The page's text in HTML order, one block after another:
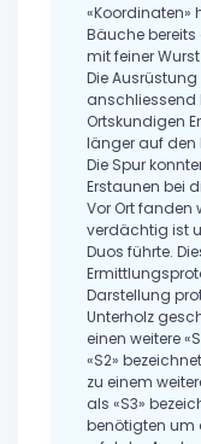
«Koordinaten»
Bäuche
mit feiner
Die
anschliessend
Ortskundigen
länger auf den
Die Spur
Erstaunen bei
Vor Ort fanden
verdächtig ist
Duos führte.
Darstellung
Unterholz
einen weitere
«S2»
zu einem
als «S3»
benötigten um